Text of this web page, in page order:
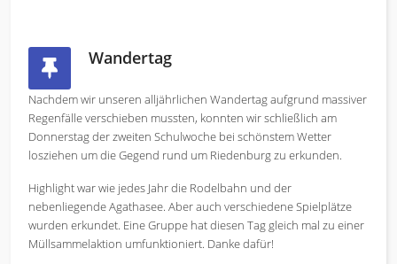
Wandertag
Nachdem wir unseren alljährlichen Wandertag aufgrund massiver
Regenfälle verschieben mussten, konnten wir schließlich am
Donnerstag der zweiten Schulwoche bei schönstem Wetter
losziehen um die Gegend rund um Riedenburg zu erkunden.
Highlight war wie jedes Jahr die Rodelbahn und der
nebenliegende Agathasee. Aber auch verschiedene Spielplätze
wurden erkundet. Eine Gruppe hat diesen Tag gleich mal zu einer
Müllsammelaktion umfunktioniert. Danke dafür!